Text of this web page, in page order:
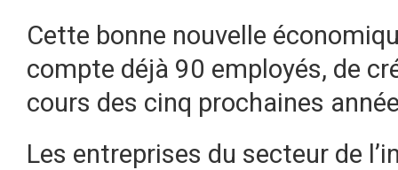
Cette bonne nouvelle
compte déjà 90 employés, de
cours des cinq prochaines
Les entreprises du secteur de